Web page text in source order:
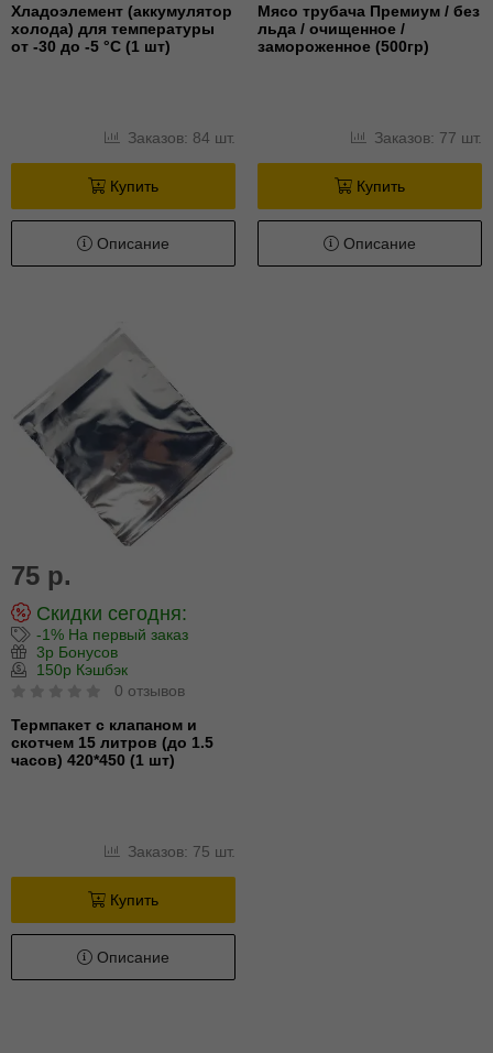
Хладоэлемент (аккумулятор
холода) для температуры
от -30 до -5 °С (1 шт)
Заказов: 84 шт.
Купить
Описание
Мясо трубача Премиум / без
льда / очищенное /
замороженное (500гр)
Заказов: 77 шт.
Купить
Описание
75 р.
Скидки сегодня:
-1% На первый заказ
3р Бонусов
150р Кэшбэк
0 отзывов
Термпакет с клапаном и
скотчем 15 литров (до 1.5
часов) 420*450 (1 шт)
Заказов: 75 шт.
Купить
Описание